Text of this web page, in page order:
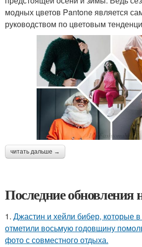
модных цветов Pantone является
руководством по цветовым
читать дальше →
Последние обновления
1. Джастин и хейли бибер, которые
отметили восьмую годовщину
фото с совместного отдыха.